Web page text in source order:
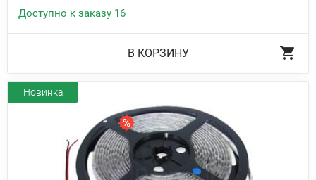
Доступно к заказу 16
В КОРЗИНУ
Новинка